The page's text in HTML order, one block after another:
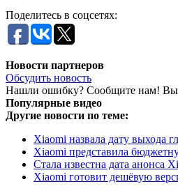
Поделитесь в соцсетях:
Новости партнеров
Обсудить новость
Нашли ошибку? Сообщите нам!
Популярные видео
Другие новости по теме:
Xiaomi назвала дату выхода
Xiaomi представила
Стала известна дата анонса
Xiaomi готовит дешёвую